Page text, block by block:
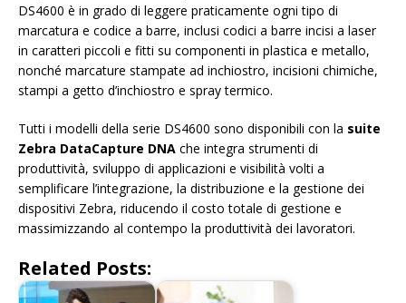
DS4600 è in grado di leggere praticamente ogni tipo di
marcatura e codice a barre, inclusi codici a barre incisi a laser
in caratteri piccoli e fitti su componenti in plastica e metallo,
nonché marcature stampate ad inchiostro, incisioni chimiche,
stampi a getto d’inchiostro e spray termico.
Tutti i modelli della serie DS4600 sono disponibili con la suite
Zebra DataCapture DNA che integra strumenti di
produttività, sviluppo di applicazioni e visibilità volti a
semplificare l’integrazione, la distribuzione e la gestione dei
dispositivi Zebra, riducendo il costo totale di gestione e
massimizzando al contempo la produttività dei lavoratori.
Related Posts: